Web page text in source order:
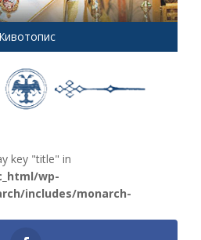
key "title" in
wp-
includes/monarch-